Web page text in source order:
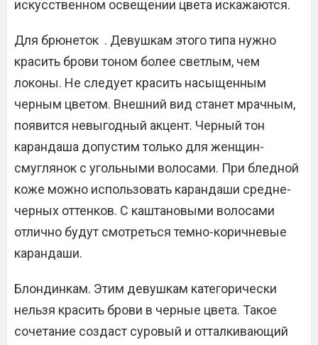
искусственном освещении цвета искажаются.
Для брюнеток . Девушкам этого типа нужно
красить брови тоном более светлым, чем
локоны. Не следует красить насыщенным
черным цветом. Внешний вид станет мрачным,
появится невыгодный акцент. Черный тон
карандаша допустим только для женщин-
смуглянок с угольными волосами. При бледной
коже можно использовать карандаши средне-
черных оттенков. С каштановыми волосами
отлично будут смотреться темно-коричневые
карандаши.
Блондинкам. Этим девушкам категорически
нельзя красить брови в черные цвета. Такое
сочетание создаст суровый и отталкивающий